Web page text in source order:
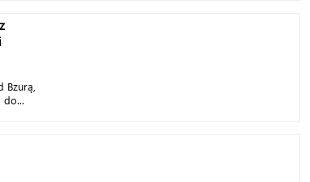
Bzurą,
do...